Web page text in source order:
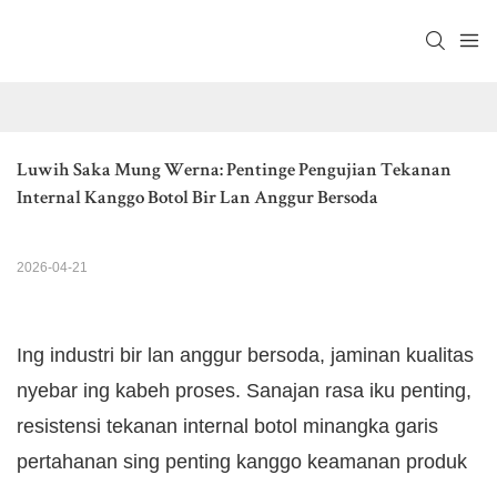
Luwih Saka Mung Werna: Pentinge Pengujian Tekanan
Internal Kanggo Botol Bir Lan Anggur Bersoda
2026-04-21
Ing industri bir lan anggur bersoda, jaminan kualitas
nyebar ing kabeh proses. Sanajan rasa iku penting,
resistensi tekanan internal botol minangka garis
pertahanan sing penting kanggo keamanan produk